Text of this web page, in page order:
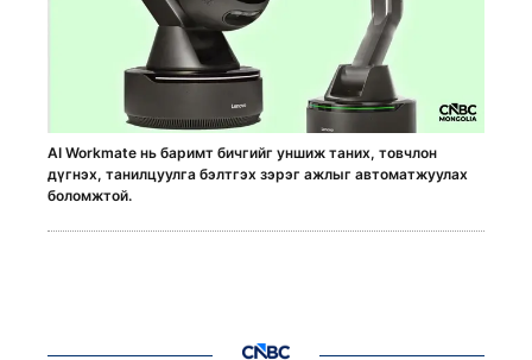
AI Workmate нь баримт бичгийг уншиж таних, товчлон
дүгнэх, танилцуулга бэлтгэх зэрэг ажлыг автоматжуулах
боломжтой.